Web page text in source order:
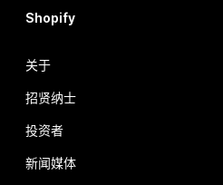
Shopify
关于
招贤纳士
投资者
新闻媒体